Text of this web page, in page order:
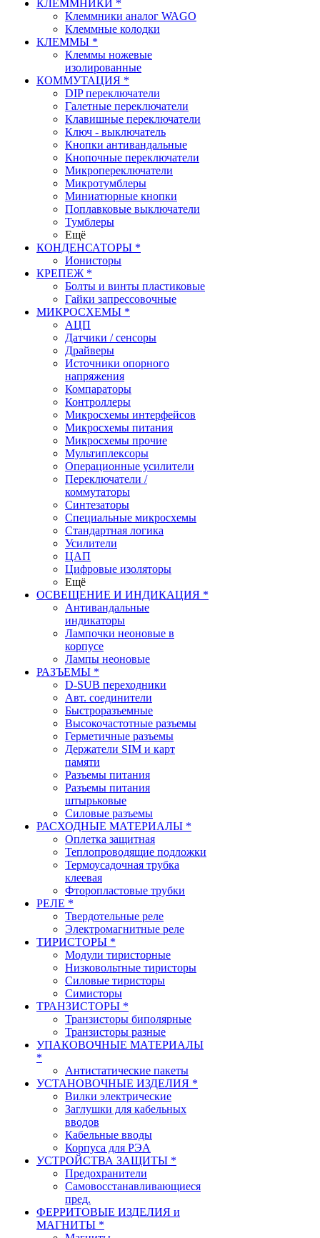
КЛЕММНИКИ *
Клеммники аналог WAGO
Клеммные колодки
КЛЕММЫ *
Клеммы ножевые
изолированные
КОММУТАЦИЯ *
DIP переключатели
Галетные переключатели
Клавишные переключатели
Ключ - выключатель
Кнопки антивандальные
Кнопочные переключатели
Микропереключатели
Микротумблеры
Миниатюрные кнопки
Поплавковые выключатели
Тумблеры
Ещё
КОНДЕНСАТОРЫ *
Ионисторы
КРЕПЕЖ *
Болты и винты пластиковые
Гайки запрессовочные
МИКРОСХЕМЫ *
АЦП
Датчики / сенсоры
Драйверы
Источники опорного
напряжения
Компараторы
Контроллеры
Микросхемы интерфейсов
Микросхемы питания
Микросхемы прочие
Мультиплексоры
Операционные усилители
Переключатели /
коммутаторы
Синтезаторы
Специальные микросхемы
Стандартная логика
Усилители
ЦАП
Цифровые изоляторы
Ещё
ОСВЕЩЕНИЕ И ИНДИКАЦИЯ *
Антивандальные
индикаторы
Лампочки неоновые в
корпусе
Лампы неоновые
РАЗЪЕМЫ *
D-SUB переходники
Авт. соединители
Быстроразъемные
Высокочастотные разъемы
Герметичные разъемы
Держатели SIM и карт
памяти
Разъемы питания
Разъемы питания
штырьковые
Силовые разъемы
РАСХОДНЫЕ МАТЕРИАЛЫ *
Оплетка защитная
Теплопроводящие подложки
Термоусадочная трубка
клеевая
Фторопластовые трубки
РЕЛЕ *
Твердотельные реле
Электромагнитные реле
ТИРИСТОРЫ *
Модули тиристорные
Низковольтные тиристоры
Силовые тиристоры
Симисторы
ТРАНЗИСТОРЫ *
Транзисторы биполярные
Транзисторы разные
УПАКОВОЧНЫЕ МАТЕРИАЛЫ
*
Антистатические пакеты
УСТАНОВОЧНЫЕ ИЗДЕЛИЯ *
Вилки электрические
Заглушки для кабельных
вводов
Кабельные вводы
Корпуса для РЭА
УСТРОЙСТВА ЗАЩИТЫ *
Предохранители
Самовосстанавливающиеся
пред.
ФЕРРИТОВЫЕ ИЗДЕЛИЯ и
МАГНИТЫ *